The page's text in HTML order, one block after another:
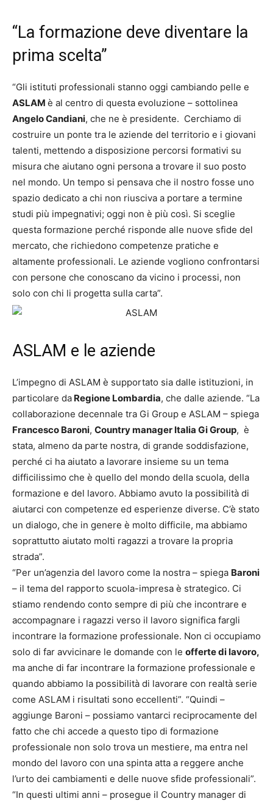
“La formazione deve diventare la
prima scelta”
“Gli istituti professionali stanno oggi cambiando pelle e
ASLAM è al centro di questa evoluzione – sottolinea
Angelo Candiani, che ne è presidente. Cerchiamo di
costruire un ponte tra le aziende del territorio e i giovani
talenti, mettendo a disposizione percorsi formativi su
misura che aiutano ogni persona a trovare il suo posto
nel mondo. Un tempo si pensava che il nostro fosse uno
spazio dedicato a chi non riusciva a portare a termine
studi più impegnativi; oggi non è più così. Si sceglie
questa formazione perché risponde alle nuove sfide del
mercato, che richiedono competenze pratiche e
altamente professionali. Le aziende vogliono confrontarsi
con persone che conoscano da vicino i processi, non
solo con chi li progetta sulla carta”.
ASLAM e le aziende
L’impegno di ASLAM è supportato sia dalle istituzioni, in
particolare da Regione Lombardia, che dalle aziende. “La
collaborazione decennale tra Gi Group e ASLAM – spiega
Francesco Baroni, Country manager Italia Gi Group, è
stata, almeno da parte nostra, di grande soddisfazione,
perché ci ha aiutato a lavorare insieme su un tema
difficilissimo che è quello del mondo della scuola, della
formazione e del lavoro. Abbiamo avuto la possibilità di
aiutarci con competenze ed esperienze diverse. C’è stato
un dialogo, che in genere è molto difficile, ma abbiamo
soprattutto aiutato molti ragazzi a trovare la propria
strada”.
“Per un’agenzia del lavoro come la nostra – spiega Baroni
– il tema del rapporto scuola-impresa è strategico. Ci
stiamo rendendo conto sempre di più che incontrare e
accompagnare i ragazzi verso il lavoro significa fargli
incontrare la formazione professionale. Non ci occupiamo
solo di far avvicinare le domande con le offerte di lavoro,
ma anche di far incontrare la formazione professionale e
quando abbiamo la possibilità di lavorare con realtà serie
come ASLAM i risultati sono eccellenti”. “Quindi –
aggiunge Baroni – possiamo vantarci reciprocamente del
fatto che chi accede a questo tipo di formazione
professionale non solo trova un mestiere, ma entra nel
mondo del lavoro con una spinta atta a reggere anche
l’urto dei cambiamenti e delle nuove sfide professionali”.
“In questi ultimi anni – prosegue il Country manager di